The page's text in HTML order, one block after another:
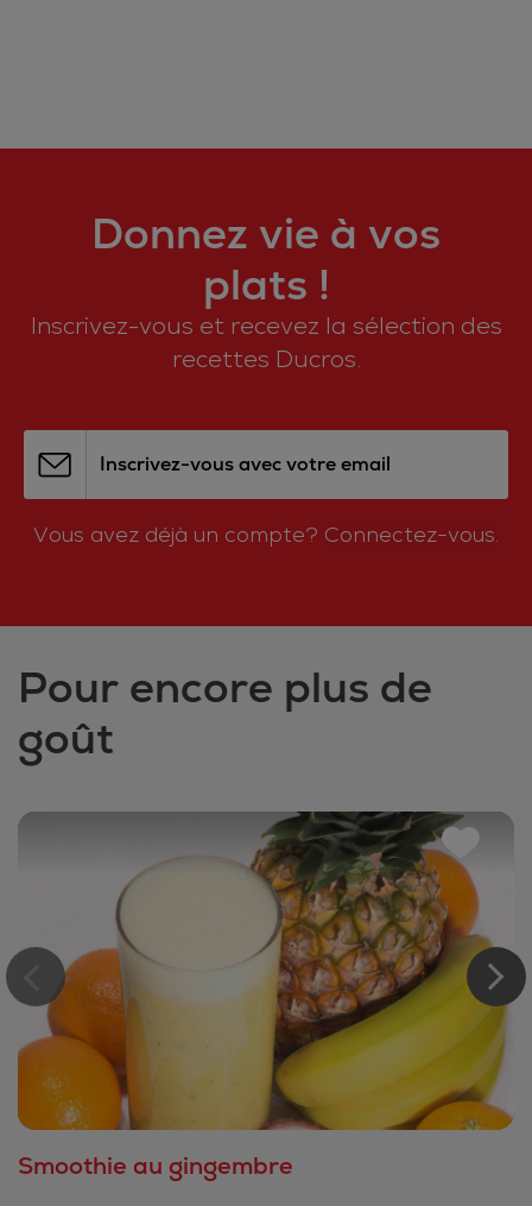
Donnez vie à vos
plats !
Inscrivez-vous et recevez la sélection des
recettes Ducros.
Inscrivez-vous avec votre email
Vous avez déjà un compte? Connectez-vous.
Pour encore plus de
goût
Smoothie au gingembre